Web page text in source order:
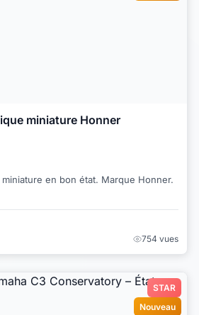
Accordéon diatonique miniature Honner
en bon état. Marque Honner.
754 vues
STAR
Nouveau